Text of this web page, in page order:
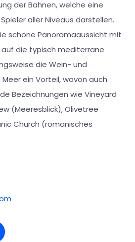
der Bahnen, welche eine
aller Niveaus darstellen.
schöne Panoramaaussicht mit
die typisch mediterrane
die Wein- und
ein Vorteil, wovon auch
Bezeichnungen wie Vineyard
(Meeresblick), Olivetree
Church (romanisches